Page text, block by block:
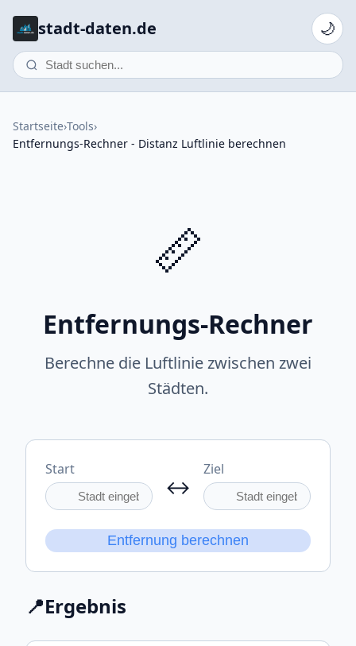
stadt-daten.de 🌙
Startseite›Tools›
Entfernungs-Rechner - Distanz Luftlinie berechnen
📏
Entfernungs-Rechner
Berechne die Luftlinie zwischen zwei
Städten.
Start
↔
Ziel
Entfernung berechnen
📍Ergebnis